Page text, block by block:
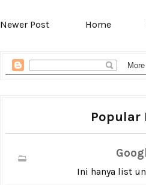
Newer Post Home
Popular
Ini hanya list